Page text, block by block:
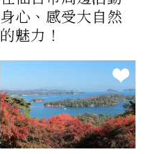
身心、感受大自然
的魅力！